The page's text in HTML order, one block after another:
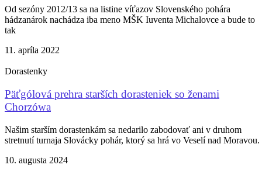
Od sezóny 2012/13 sa na listine víťazov Slovenského pohára
hádzanárok nachádza iba meno MŠK Iuventa Michalovce a bude to
tak
11. apríla 2022
Dorastenky
Päťgólová prehra starších dorasteniek so ženami
Chorzówa
Našim starším dorastenkám sa nedarilo zabodovať ani v druhom
stretnutí turnaja Slovácky pohár, ktorý sa hrá vo Veselí nad Moravou.
10. augusta 2024